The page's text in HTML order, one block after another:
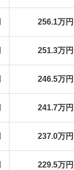
256.1万
251.3万
246.5万
241.7万
237.0万
229.5万